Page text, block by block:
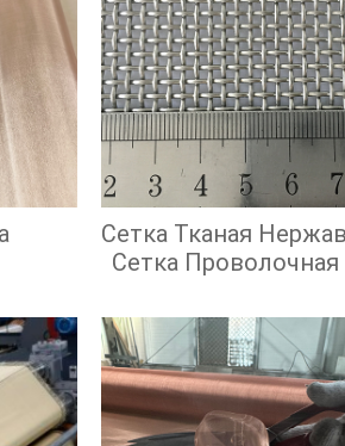
Сетка Тканая
Сетка Проволочная